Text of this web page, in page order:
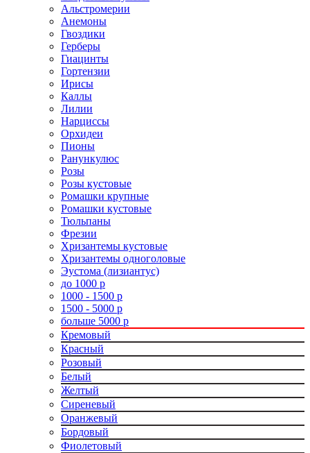
Альстромерии
Анемоны
Гвоздики
Герберы
Гиацинты
Гортензии
Ирисы
Каллы
Лилии
Нарциссы
Орхидеи
Пионы
Ранункулюс
Розы
Розы кустовые
Ромашки крупные
Ромашки кустовые
Тюльпаны
Фрезии
Хризантемы кустовые
Хризантемы одноголовые
Эустома (лизиантус)
до 1000 р
1000 - 1500 р
1500 - 5000 р
больше 5000 р
Кремовый
Красный
Розовый
Белый
Желтый
Сиреневый
Оранжевый
Бордовый
Фиолетовый